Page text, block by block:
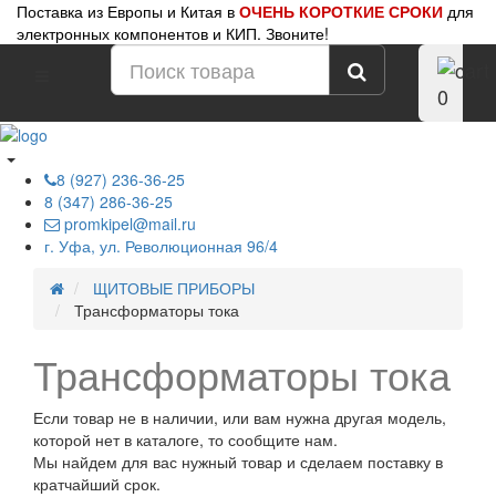
Поставка из Европы и Китая в ОЧЕНЬ КОРОТКИЕ СРОКИ для
электронных компонентов и КИП. Звоните!
0
8 (927) 236-36-25
8 (347) 286-36-25
promkipel@mail.ru
г. Уфа, ул. Революционная 96/4
ЩИТОВЫЕ ПРИБОРЫ
Трансформаторы тока
Трансформаторы тока
Если товар не в наличии, или вам нужна другая модель,
которой нет в каталоге, то сообщите нам.
Мы найдем для вас нужный товар и сделаем поставку в
кратчайший срок.